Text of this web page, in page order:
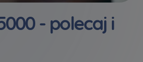
- polecaj i